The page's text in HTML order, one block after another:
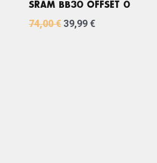
SRAM BB30 OFFSET 0
74,00€ 39,99 €